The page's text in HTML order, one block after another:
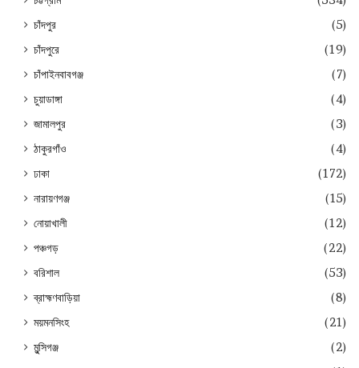
চাঁদপুর
(5)
চাঁদপুরে
(19)
চাঁপাইনবাবগঞ্জ
(7)
চুয়াডাঙ্গা
(4)
জামালপুর
(3)
ঠাকুরগাঁও
(4)
ঢাকা
(172)
নারায়ণগঞ্জ
(15)
নোয়াখালী
(12)
পঞ্চগড়
(22)
বরিশাল
(53)
ব্রাহ্মণবাড়িয়া
(8)
ময়মনসিংহ
(21)
মুন্সিগঞ্জ
(2)